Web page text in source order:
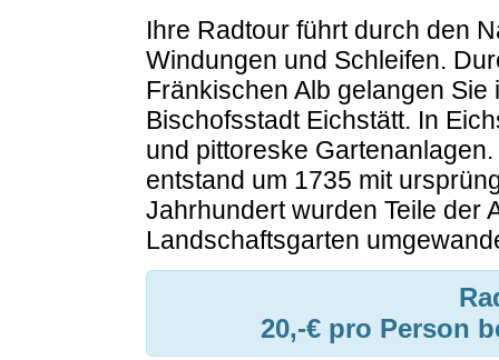
Ihre Radtour führt durch den
Windungen und Schleifen.
Fränkischen Alb gelangen Sie
Bischofsstadt Eichstätt. In
und pittoreske
entstand um 1735 mit
Jahrhundert wurden Teile der
Landschaftsgarten
20,-€ pro Person